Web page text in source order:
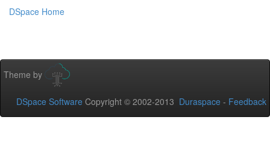
DSpace Home
Theme by
DSpace Software Copyright © 2002-2013 Duraspace - Feedback